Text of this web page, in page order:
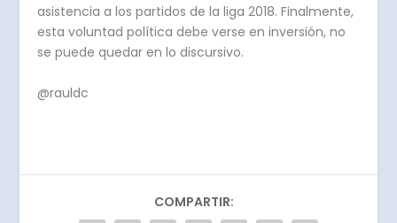
asistencia a los partidos de la liga 2018. Finalmente,
esta voluntad política debe verse en inversión, no
se puede quedar en lo discursivo.
@rauldc
COMPARTIR: